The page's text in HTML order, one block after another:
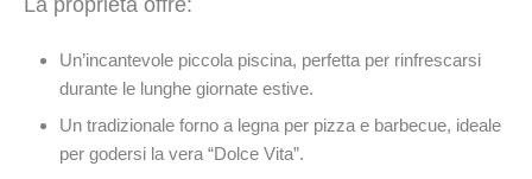
La proprietà offre:
Un’incantevole piccola piscina, perfetta per rinfrescarsi
durante le lunghe giornate estive.
Un tradizionale forno a legna per pizza e barbecue, ideale
per godersi la vera “Dolce Vita”.